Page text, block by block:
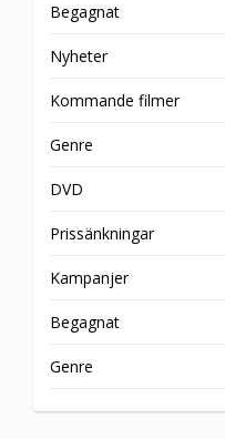
Begagnat
Nyheter
Kommande filmer
Genre
DVD
Prissänkningar
Kampanjer
Begagnat
Genre